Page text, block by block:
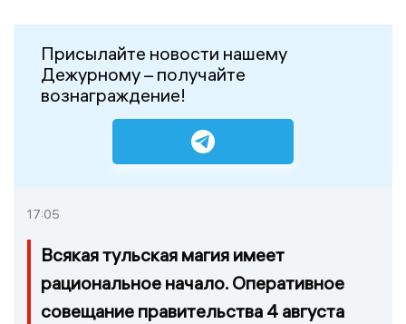
Присылайте новости нашему
Дежурному – получайте
вознаграждение!
17:05
Всякая тульская магия имеет
рациональное начало. Оперативное
совещание правительства 4 августа